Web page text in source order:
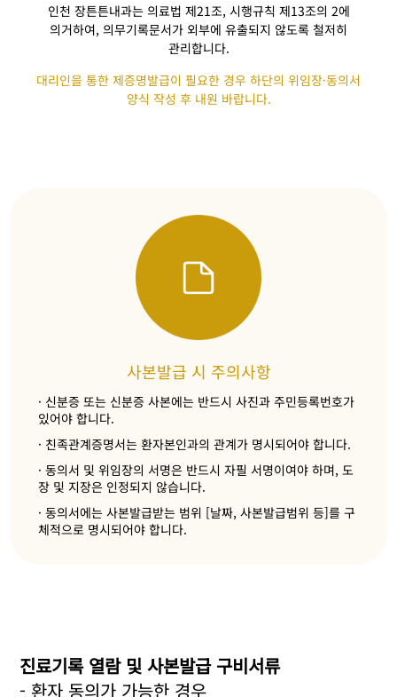
인천 장튼튼내과는 의료법 제21조, 시행규칙 제13조의 2에
의거하여, 의무기록문서가 외부에 유출되지 않도록 철저히
관리합니다.
대리인을 통한 제증명발급이 필요한 경우 하단의 위임장·동의서
양식 작성 후 내원 바랍니다.
사본발급 시 주의사항
· 신분증 또는 신분증 사본에는 반드시 사진과 주민등록번호가
있어야 합니다.
· 친족관계증명서는 환자본인과의 관계가 명시되어야 합니다.
· 동의서 및 위임장의 서명은 반드시 자필 서명이여야 하며, 도
장 및 지장은 인정되지 않습니다.
· 동의서에는 사본발급받는 범위 [날짜, 사본발급범위 등]를 구
체적으로 명시되어야 합니다.
진료기록 열람 및 사본발급 구비서류
- 환자 동의가 가능한 경우